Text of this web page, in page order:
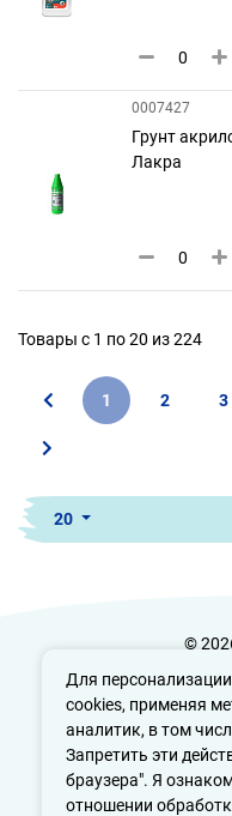
Для
cookies, применяя
аналитик, в том
Запретить эти
браузера". Я
отношении
0007427
Грунт
Лакра
Товары с 1 по 20 из 224
1 2 3
20
©
Политика